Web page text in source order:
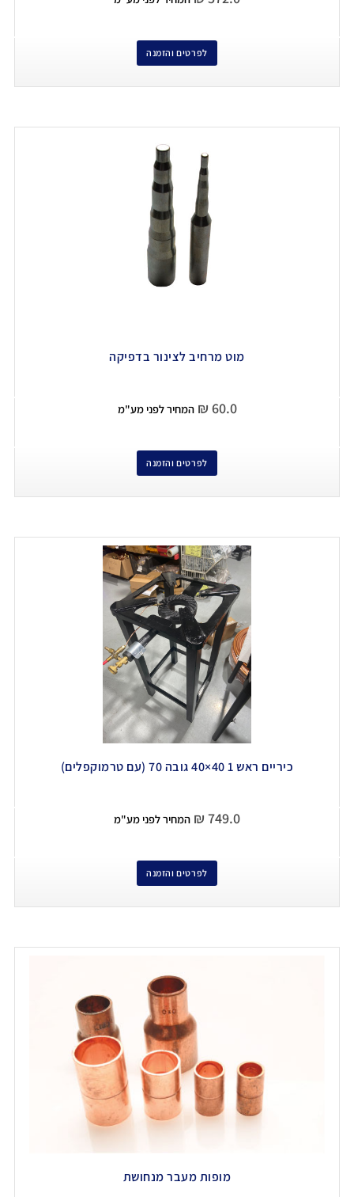
לפרטים והזמנה
מוט מרחיב לצינור בדפיקה
₪ 60.0 המחיר לפני מע"מ
לפרטים והזמנה
כיריים ראש 1 40×40 גובה 70 (עם טרמוקפלים)
₪ 749.0 המחיר לפני מע"מ
לפרטים והזמנה
מופות מעבר מנחושת